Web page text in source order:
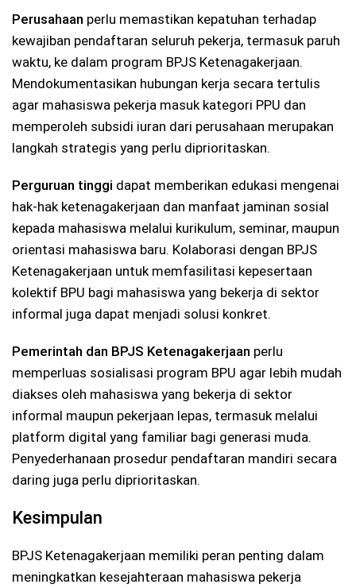
Perusahaan perlu memastikan kepatuhan terhadap
kewajiban pendaftaran seluruh pekerja, termasuk paruh
waktu, ke dalam program BPJS Ketenagakerjaan.
Mendokumentasikan hubungan kerja secara tertulis
agar mahasiswa pekerja masuk kategori PPU dan
memperoleh subsidi iuran dari perusahaan merupakan
langkah strategis yang perlu diprioritaskan.
Perguruan tinggi dapat memberikan edukasi mengenai
hak-hak ketenagakerjaan dan manfaat jaminan sosial
kepada mahasiswa melalui kurikulum, seminar, maupun
orientasi mahasiswa baru. Kolaborasi dengan BPJS
Ketenagakerjaan untuk memfasilitasi kepesertaan
kolektif BPU bagi mahasiswa yang bekerja di sektor
informal juga dapat menjadi solusi konkret.
Pemerintah dan BPJS Ketenagakerjaan perlu
memperluas sosialisasi program BPU agar lebih mudah
diakses oleh mahasiswa yang bekerja di sektor
informal maupun pekerjaan lepas, termasuk melalui
platform digital yang familiar bagi generasi muda.
Penyederhanaan prosedur pendaftaran mandiri secara
daring juga perlu diprioritaskan.
Kesimpulan
BPJS Ketenagakerjaan memiliki peran penting dalam
meningkatkan kesejahteraan mahasiswa pekerja